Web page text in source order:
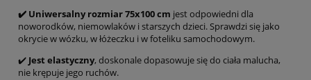
✔️ Uniwersalny rozmiar 75x100 cm jest odpowiedni dla
noworodków, niemowlaków i starszych dzieci. Sprawdzi się jako
okrycie w wózku, w łóżeczku i w foteliku samochodowym.
✔️ Jest elastyczny, doskonale dopasowuje się do ciała malucha,
nie krępuje jego ruchów.